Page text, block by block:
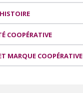
COOPÉRATIVE
MARQUE COOPÉRATIVE